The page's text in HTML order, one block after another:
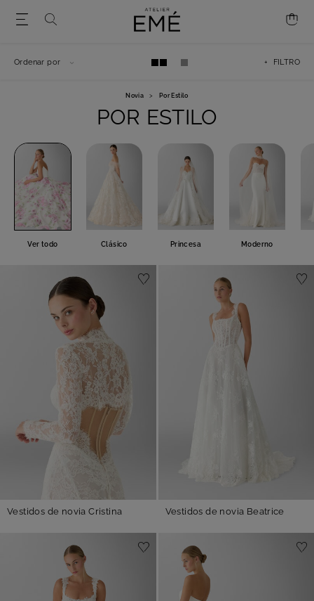
Novia > Por Estilo
POR ESTILO
Ver todo Clásico Princesa Moderno
+ FILTRO
Ordenar por
Vestidos de novia Cristina Vestidos de novia Beatrice